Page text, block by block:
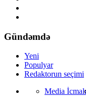
Gündəmdə
Yeni
Populyar
Redaktorun seçimi
Media